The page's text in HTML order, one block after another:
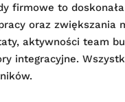
firmowe to
oraz zwiększania
aktywności team
integracyjne.